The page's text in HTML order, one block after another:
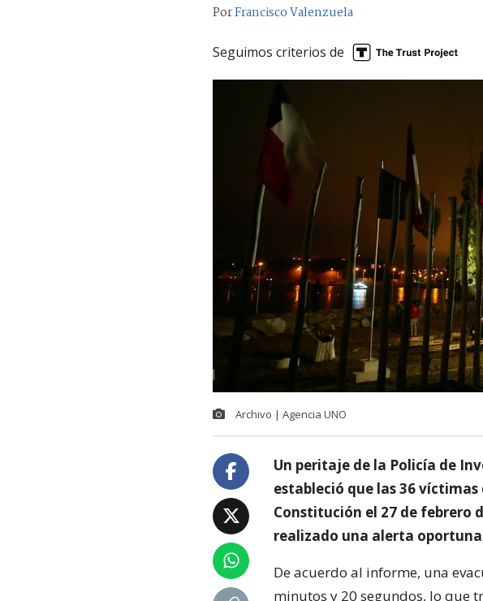
PorFrancisco Valenzuela
Seguimos criterios de
Archivo | Agencia UNO
Un peritaje de la Policía de
estableció que las 36
Constitución el 27 de febrero
realizado una alerta
De acuerdo al informe, una
minutos y 20 segundos, lo que